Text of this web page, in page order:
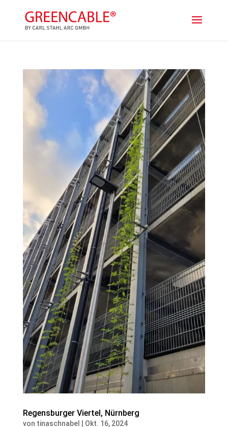
Regensburger Viertel, Nürnberg
von tinaschnabel Okt. 16, 2024